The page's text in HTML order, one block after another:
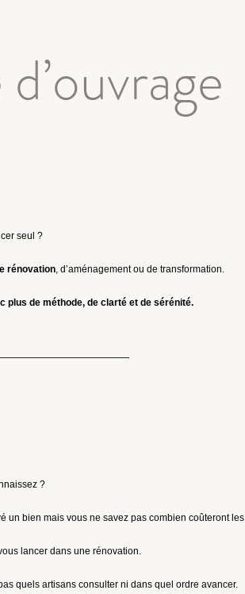
seul ?
rénovation, d’aménagement ou de transformation.
plus de méthode, de clarté et de sérénité.
?
un bien mais vous ne savez pas combien coûteront les
lancer dans une rénovation.
quels artisans consulter ni dans quel ordre avancer.